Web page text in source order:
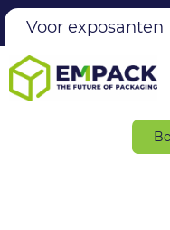
Voor exposanten